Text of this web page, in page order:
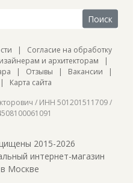
| Согласие на обработку
и архитекторам |
| Отзывы | Вакансии |
| Карта сайта
/ ИНН 501201511709 /
2015-2026
интернет-магазин
Москве